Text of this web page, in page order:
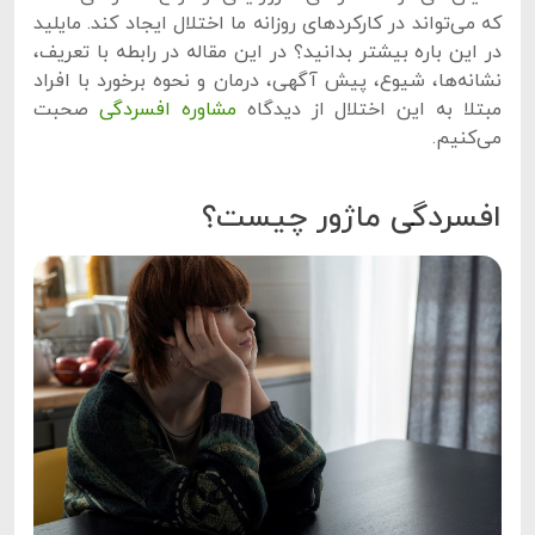
که می‌تواند در کارکردهای روزانه ما اختلال ایجاد کند. مایلید
در این باره بیشتر بدانید؟ در این مقاله در رابطه با تعریف،
نشانه‌ها، شیوع، پیش آگهی، درمان و نحوه برخورد با افراد
مبتلا به این اختلال از دیدگاه مشاوره افسردگی صحبت
می‌کنیم.
افسردگی ماژور چیست؟